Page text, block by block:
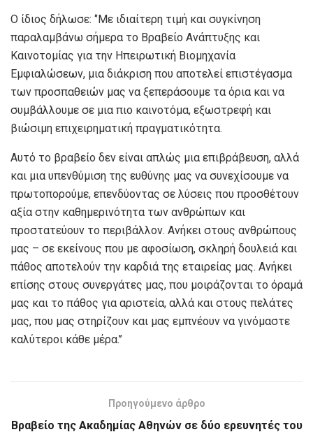
Ο ίδιος δήλωσε: ‘’Με ιδιαίτερη τιμή και συγκίνηση
παραλαμβάνω σήμερα το Βραβείο Ανάπτυξης και
Καινοτομίας για την Ηπειρωτική Βιομηχανία
Εμφιαλώσεων, μια διάκριση που αποτελεί επιστέγασμα
των προσπαθειών μας να ξεπεράσουμε τα όρια και να
συμβάλλουμε σε μια πιο καινοτόμα, εξωστρεφή και
βιώσιμη επιχειρηματική πραγματικότητα.
Αυτό το βραβείο δεν είναι απλώς μια επιβράβευση, αλλά
και μια υπενθύμιση της ευθύνης μας να συνεχίσουμε να
πρωτοπορούμε, επενδύοντας σε λύσεις που προσθέτουν
αξία στην καθημερινότητα των ανθρώπων και
προστατεύουν το περιβάλλον. Ανήκει στους ανθρώπους
μας – σε εκείνους που με αφοσίωση, σκληρή δουλειά και
πάθος αποτελούν την καρδιά της εταιρείας μας. Ανήκει
επίσης στους συνεργάτες μας, που μοιράζονται το όραμά
μας και το πάθος για αριστεία, αλλά και στους πελάτες
μας, που μας στηρίζουν και μας εμπνέουν να γινόμαστε
καλύτεροι κάθε μέρα.’’
Προηγούμενο άρθρο
Βραβείο της Ακαδημίας Αθηνών σε δύο ερευνητές του